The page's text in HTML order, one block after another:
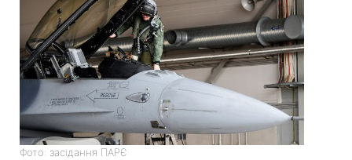
Фото: засідання ПАРЄ